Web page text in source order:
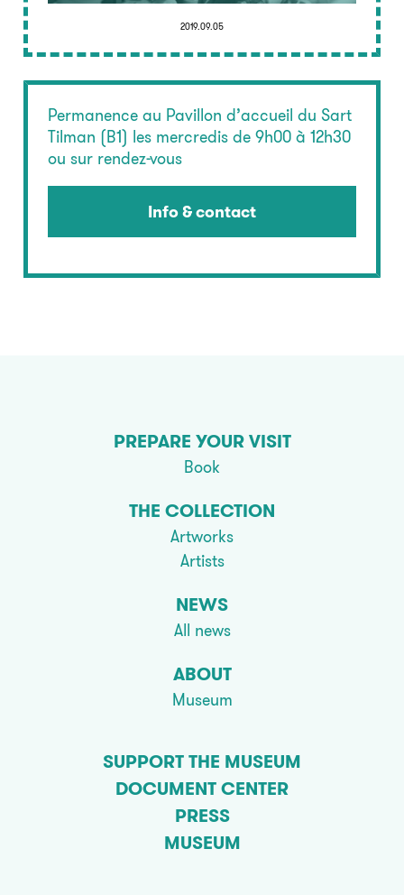
2019.09.05
Permanence au Pavillon d’accueil du Sart
Tilman (B1) les mercredis de 9h00 à 12h30
ou sur rendez-vous
Info & contact
PREPARE YOUR VISIT
Book
THE COLLECTION
Artworks
Artists
NEWS
All news
ABOUT
Museum
SUPPORT THE MUSEUM
DOCUMENT CENTER
PRESS
MUSEUM